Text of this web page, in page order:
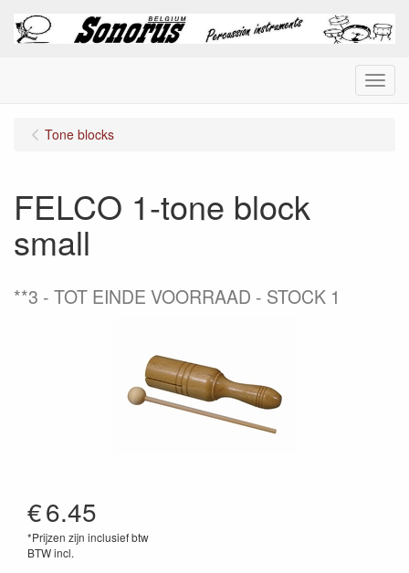
Menu
Tone blocks
FELCO 1-tone block
small
**3 TOT EINDE VOORRAAD - STOCK 1
€6.45
*Prijzen zijn inclusief btw
BTW incl.